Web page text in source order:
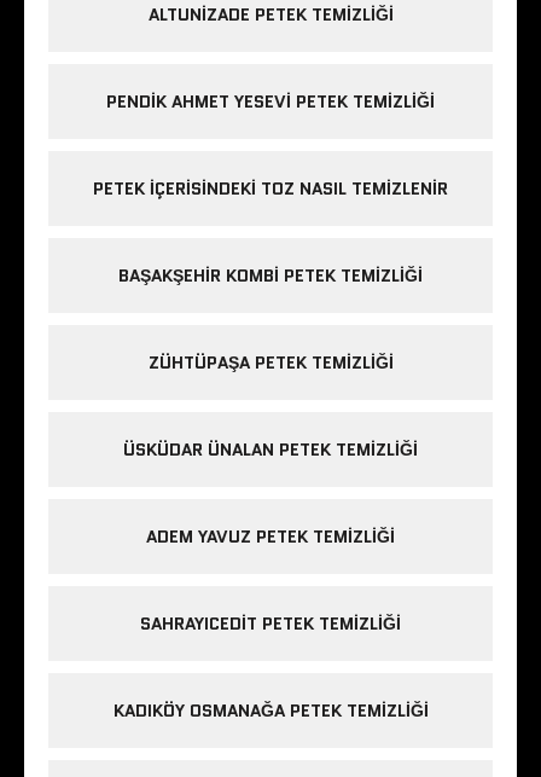
ALTUNIZADE PETEK TEMIZLIĞI
PENDIK AHMET YESEVI PETEK TEMIZLIĞI
PETEK IÇERISINDEKI TOZ NASIL TEMIZLENIR
BAŞAKŞEHIR KOMBI PETEK TEMIZLIĞI
ZÜHTÜPAŞA PETEK TEMIZLIĞI
ÜSKÜDAR ÜNALAN PETEK TEMIZLIĞI
ADEM YAVUZ PETEK TEMIZLIĞI
SAHRAYICEDIT PETEK TEMIZLIĞI
KADIKÖY OSMANAĞA PETEK TEMIZLIĞI